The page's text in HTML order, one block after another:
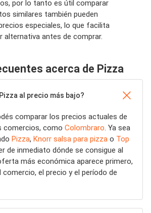
por lo tanto es útil comparar
similares también pueden
especiales, lo que facilita
alternativa antes de comprar.
acerca de Pizza
al precio más bajo?
comparar los precios actuales de
comercios, como Colombraro . Ya sea
Pizza, Knorr salsa para pizza o Top
de inmediato dónde se consigue al
más económica aparece primero,
comercio, el precio y el período de